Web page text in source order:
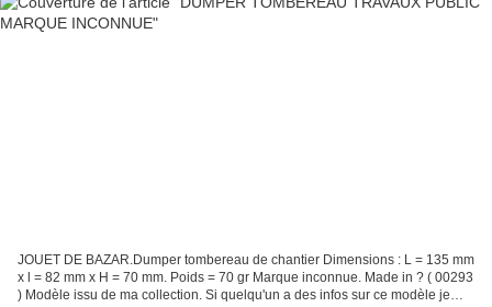
JOUET DE BAZAR.Dumper tombereau de chantier Dimensions : L = 135 mm
x l = 82 mm x H = 70 mm. Poids = 70 gr Marque inconnue. Made in ? ( 00293
) Modèle issu de ma collection. Si quelqu'un a des infos sur ce modèle je